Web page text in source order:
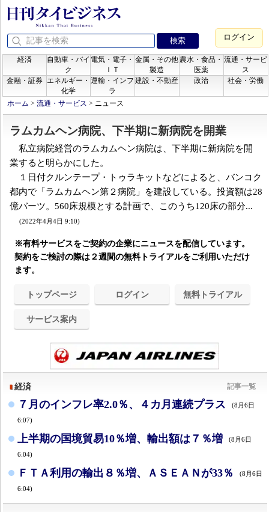
ログイン
経済
自動車・バイ
ク
電気・電子・
ＩＴ
金属・その他
製造
農水・食品・
医薬
流通・サービ
ス
金融・証券
エネルギー・
化学
運輸・インフ
ラ
建設・不動産 政治 社会・労働
ホーム > 流通・サービス > ニュース
ラムカムヘン病院、下半期に新病院を開業
私立病院経営のラムカムヘン病院は、下半期に新病院を開
業すると明らかにした。
１日付クルンテープ・トゥラキットなどによると、バンコク
都内で「ラムカムヘン第２病院」を建設している。投資額は28
億バーツ。560床規模とする計画で、このうち120床の部分...
(2022年4月4日 9:10)
※有料サービスをご契約の企業にニュースを配信しています。
契約をご検討の際は２週間の無料トライアルをご利用いただけ
ます。
トップページ ログイン 無料トライアル
サービス案内
経済 記事一覧
７月のインフレ率2.0％、４カ月連続プラス (8月6日
6:07)
上半期の国境貿易10％増、輸出額は７％増 (8月6日
6:04)
ＦＴＡ利用の輸出８％増、ＡＳＥＡＮが33％ (8月6日
6:04)